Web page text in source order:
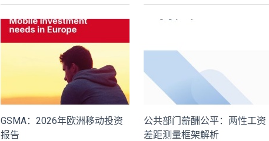
GSMA：2026年欧洲移动投资
报告
公共部门薪酬公平：两性工资
差距测量框架解析